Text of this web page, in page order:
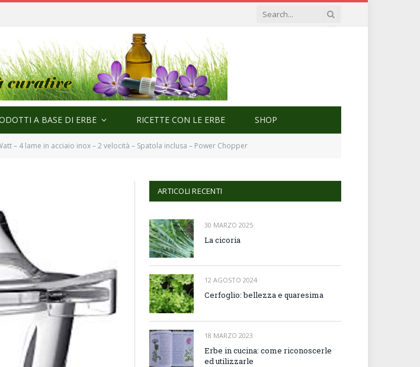
A BASE DI ERBE RICETTE CON LE ERBE SHOP
– 4 lame in acciaio inox – 2 velocità – Spatola inclusa – Power Chopper
ARTICOLI RECENTI
30 MARZO 2025
La cicoria
12 AGOSTO 2024
Cerfoglio: bellezza e quaresima
18 MARZO 2023
Erbe in cucina: come riconoscerle
ed utilizzarle